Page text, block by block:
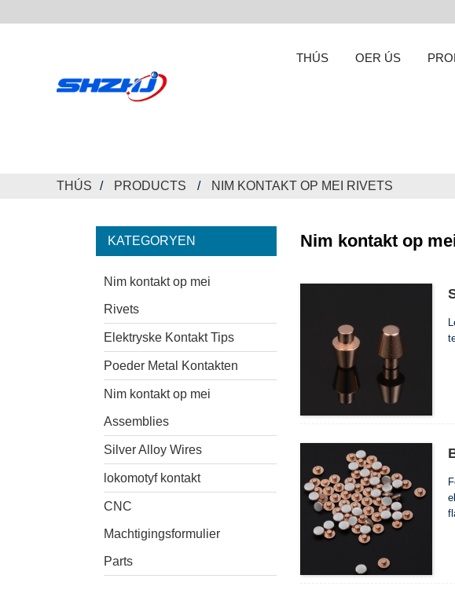
THÚS OER ÚS
THÚS PRODUCTS NIM KONTAKT OP MEI RIVETS
KATEGORYEN
Nim kontakt op mei
Rivets
Elektryske Kontakt Tips
Poeder Metal Kontakten
Nim kontakt op mei
Assemblies
Silver Alloy Wires
lokomotyf kontakt
CNC
Machtigingsformulier
Parts
Nim kontakt op